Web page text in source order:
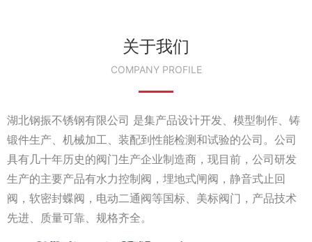
关于我们
COMPANY PROFILE
湖北钢振不锈钢有限公司 是集产品设计开发、模型制作、铸
锻件生产、机械加工、装配到性能检测和试验的公司。公司
具有几十年历史的阀门生产企业制造商，现目前，公司研发
生产的主要产品有水力控制阀，埋地式闸阀，静音式止回
阀，软密封蝶阀，电动二通阀等国标、美标阀门，产品技术
先进、质量可靠、规格齐全。